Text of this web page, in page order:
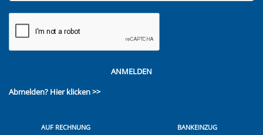
ANMELDEN
Abmelden? Hier klicken >>
AUF RECHNUNG BANKEINZUG